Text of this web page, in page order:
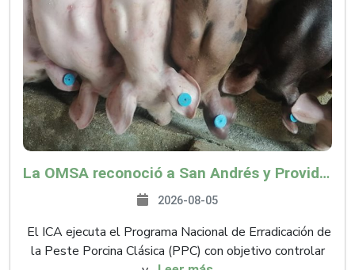
La OMSA reconoció a San Andrés y Providencia como zona libre de Peste Porcina Clásica (PPC)
2026-08-05
El ICA ejecuta el Programa Nacional de Erradicación de
la Peste Porcina Clásica (PPC) con objetivo controlar